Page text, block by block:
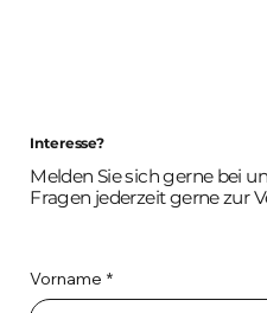
Interesse?
Melden Sie sich gerne bei
Fragen jederzeit gerne zur
Vorname *